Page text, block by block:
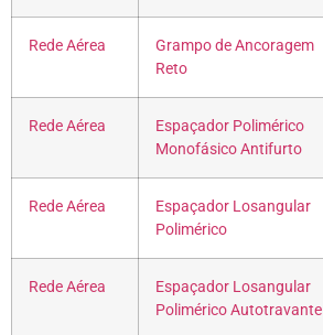
Rede Aérea
Grampo de Ancoragem
Reto
Rede Aérea
Espaçador Polimérico
Monofásico Antifurto
Rede Aérea
Espaçador Losangular
Polimérico
Rede Aérea
Espaçador Losangular
Polimérico Autotravante